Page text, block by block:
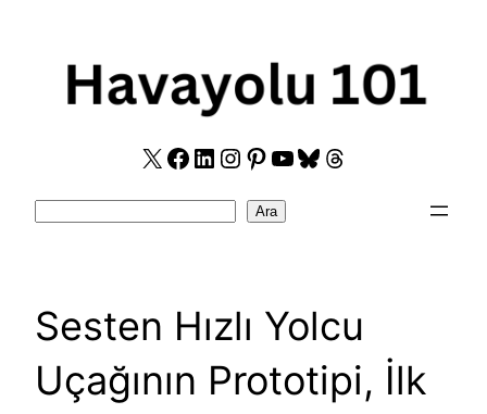
X Facebook
LinkedIn
Instagram
Pinterest
YouTube
Bluesky
Threads
Ara
Sesten Hızlı Yolcu
Uçağının Prototipi, İlk